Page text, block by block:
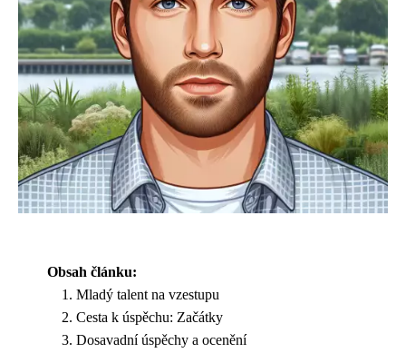
Obsah článku:
Mladý talent na vzestupu
Cesta k úspěchu: Začátky
Dosavadní úspěchy a ocenění